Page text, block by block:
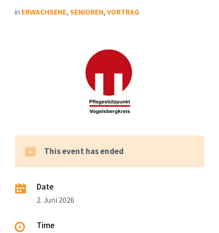
in ERWACHSENE, SENIOREN, VORTRAG
This event has ended
Date
2. Juni 2026
Time